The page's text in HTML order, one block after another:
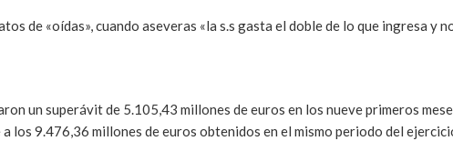
de «oídas», cuando aseveras «la s.s gasta el doble de lo que ingresa y
un superávit de 5.105,43 millones de euros en los nueve primeros
los 9.476,36 millones de euros obtenidos en el mismo periodo del